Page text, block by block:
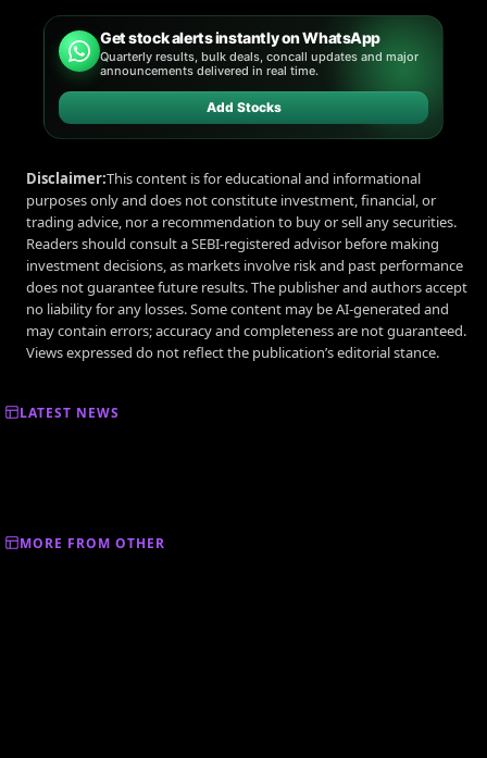
Get stock alerts instantly on WhatsApp
Quarterly results, bulk deals, concall updates and major
announcements delivered in real time.
Add Stocks
Disclaimer:This content is for educational and informational
purposes only and does not constitute investment, financial, or
trading advice, nor a recommendation to buy or sell any securities.
Readers should consult a SEBI-registered advisor before making
investment decisions, as markets involve risk and past performance
does not guarantee future results. The publisher and authors accept
no liability for any losses. Some content may be AI-generated and
may contain errors; accuracy and completeness are not guaranteed.
Views expressed do not reflect the publication’s editorial stance.
LATEST NEWS
MORE FROM OTHER